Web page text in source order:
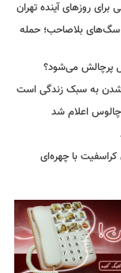
روزهای آینده تهران
سگ‌های بلاصاحب؛ حمله
پرچالش می‌شود؟
شدن به سبک زندگی است
اعلام شد
کراسفیت با چهره‌ای